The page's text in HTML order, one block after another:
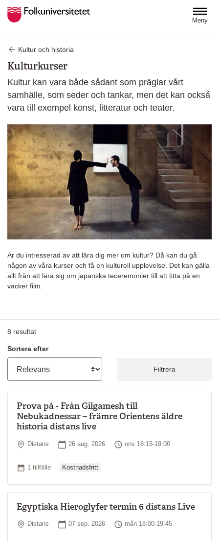
Meny
Kultur och historia
Kulturkurser
Kultur kan vara både sådant som präglar vårt
samhälle, som seder och tankar, men det kan också
vara till exempel konst, litteratur och teater.
Är du intresserad av att lära dig mer om kultur? Då kan du gå
någon av våra kurser och få en kulturell upplevelse. Det kan gälla
allt från att lära sig om japanska teceremonier till att titta på en
vacker film.
8 resultat
Sortera efter
Filtrera
Prova på - Från Gilgamesh till
Nebukadnessar – främre Orientens äldre
historia distans live
Plats
Distans Startdatum
26 aug. 2026 Tid
ons 18:15-19:00
Antal tillfällen
1 tillfälle Kostnadsfritt
Egyptiska Hieroglyfer termin 6 distans Live
Plats
Distans Startdatum
07 sep. 2026 Tid
mån 18:00-19:45